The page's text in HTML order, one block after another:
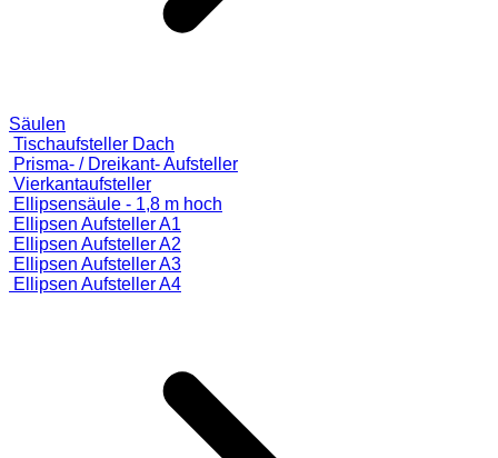
Säulen
Tischaufsteller Dach
Prisma- / Dreikant- Aufsteller
Vierkantaufsteller
Ellipsensäule - 1,8 m hoch
Ellipsen Aufsteller A1
Ellipsen Aufsteller A2
Ellipsen Aufsteller A3
Ellipsen Aufsteller A4